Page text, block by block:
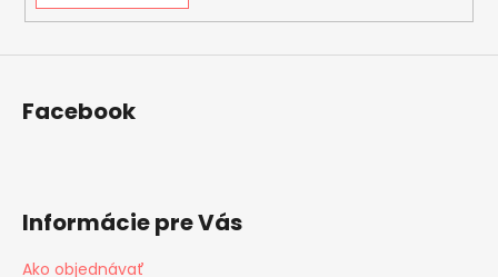
Facebook
Informácie pre Vás
Ako objednávať